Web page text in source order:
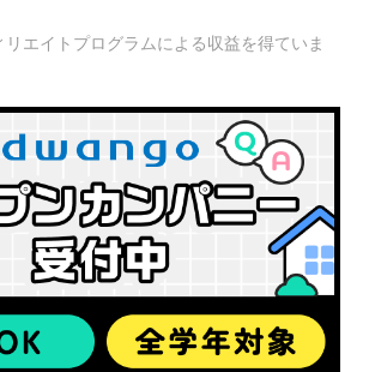
エイトプログラムによる収益を得ていま